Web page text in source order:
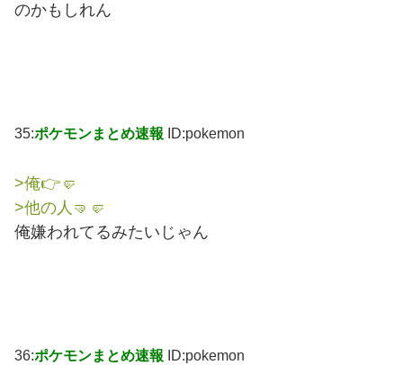
のかもしれん
35:ポケモンまとめ速報 ID:pokemon
>俺👉🤛
>他の人🤜🤛
俺嫌われてるみたいじゃん
36:ポケモンまとめ速報 ID:pokemon